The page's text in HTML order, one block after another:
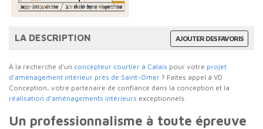
AJOUTER DES FAVORIS
LA DESCRIPTION
À la recherche d’un concepteur courtier à Calais pour votre projet
d’aménagement intérieur près de Saint-Omer ? Faites appel à VD
Conception, votre partenaire de confiance dans la conception et la
réalisation d’aménagements intérieurs exceptionnels.
Un professionnalisme à toute épreuve